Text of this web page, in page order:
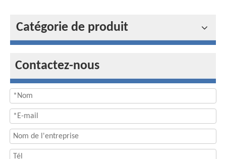
Catégorie de produit
Contactez-nous